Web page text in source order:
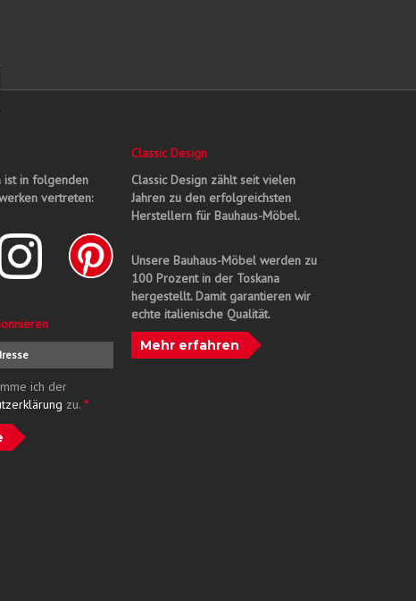
ist in folgenden
vertreten:
ich der
zu. *
Classic Design
Classic Design zählt seit vielen
Jahren zu den erfolgreichsten
Herstellern für Bauhaus-Möbel.
Unsere Bauhaus-Möbel werden zu
100 Prozent in der Toskana
hergestellt. Damit garantieren wir
echte italienische Qualität.
Mehr erfahren